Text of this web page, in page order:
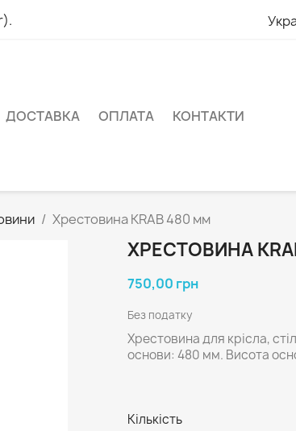
ДОСТАВКА ОПЛАТА КОНТАКТИ
Хрестовина KRAB 480 мм
ХРЕСТОВИНА
750,00 грн
Без податку
Хрестовина для крісла,
основи: 480 мм. Висота
Кількість